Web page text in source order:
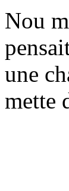
Nou
une
mette